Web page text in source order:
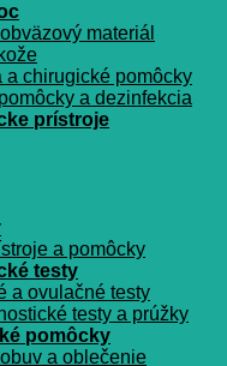
materiál
a chirugické pomôcky
a dezinfekcia
prístroje
a pomôcky
testy
a ovulačné testy
testy a prúžky
pomôcky
a oblečenie